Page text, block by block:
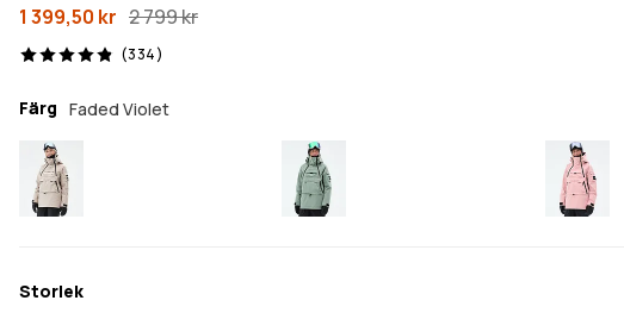
1 399,50 kr 2 799 kr
(334)
334 recensioner, 4.9/5
Färg Faded Violet
Storlek